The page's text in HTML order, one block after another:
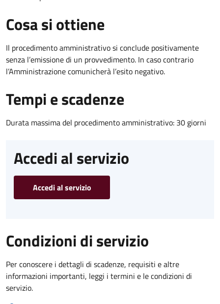
Cosa si ottiene
Il procedimento amministrativo si conclude positivamente
senza l’emissione di un provvedimento. In caso contrario
l’Amministrazione comunicherà l’esito negativo.
Tempi e scadenze
Durata massima del procedimento amministrativo: 30 giorni
Accedi al servizio
Accedi al servizio
Condizioni di servizio
Per conoscere i dettagli di scadenze, requisiti e altre
informazioni importanti, leggi i termini e le condizioni di
servizio.